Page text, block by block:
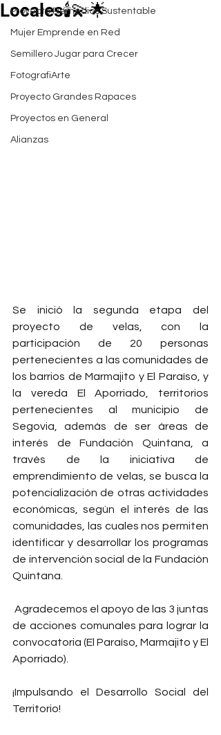
Proyecto Remedios Sustentable
Mujer Emprende en Red
Semillero Jugar para Crecer
FotografiArte
Proyecto Grandes Rapaces
Proyectos en General
Alianzas
Locales🕯💫🌟
Se inició la segunda etapa del
proyecto de velas, con la
participación de 20 personas
pertenecientes a las comunidades de
los barrios de Marmajito y El Paraíso, y
la vereda El Aporriado, territorios
pertenecientes al municipio de
Segovia, además de ser áreas de
interés de Fundación Quintana, a
través de la iniciativa de
emprendimiento de velas, se busca la
potencialización de otras actividades
económicas, según el interés de las
comunidades, las cuales nos permiten
identificar y desarrollar los programas
de intervención social de la Fundación
Quintana.
Agradecemos el apoyo de las 3 juntas
de acciones comunales para lograr la
convocatoria (El Paraíso, Marmajito y El
Aporriado).
¡Impulsando el Desarrollo Social del
Territorio!